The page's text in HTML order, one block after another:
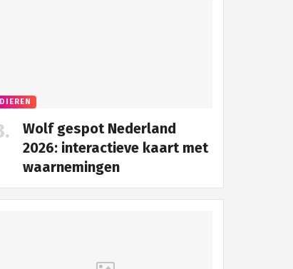
DIEREN
Wolf gespot Nederland
2026: interactieve kaart met
waarnemingen